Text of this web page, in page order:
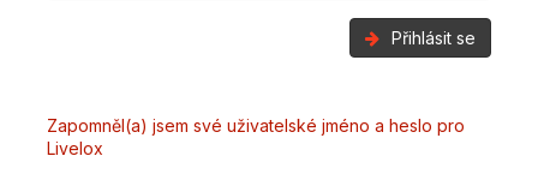
Přihlásit se
Zapomněl(a) jsem své uživatelské jméno a heslo pro
Livelox